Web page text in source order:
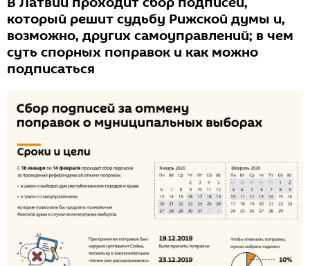
который решит судьбу Рижской думы и,
возможно, других самоуправлений; в чем
суть спорных поправок и как можно
подписаться